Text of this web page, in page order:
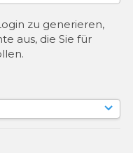
zu generieren,
aus, die Sie für